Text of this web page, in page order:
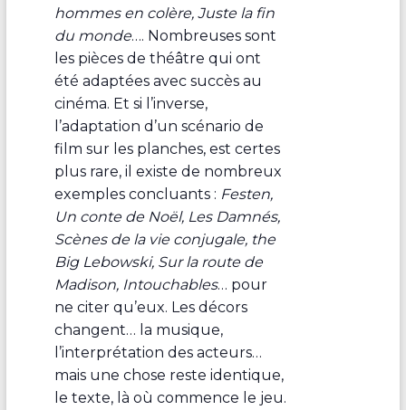
hommes en colère, Juste la fin
du monde…. Nombreuses sont
les pièces de théâtre qui ont
été adaptées avec succès au
cinéma. Et si l’inverse,
l’adaptation d’un scénario de
film sur les planches, est certes
plus rare, il existe de nombreux
exemples concluants : Festen,
Un conte de Noël, Les Damnés,
Scènes de la vie conjugale, the
Big Lebowski, Sur la route de
Madison, Intouchables… pour
ne citer qu’eux. Les décors
changent… la musique,
l’interprétation des acteurs…
mais une chose reste identique,
le texte, là où commence le jeu.